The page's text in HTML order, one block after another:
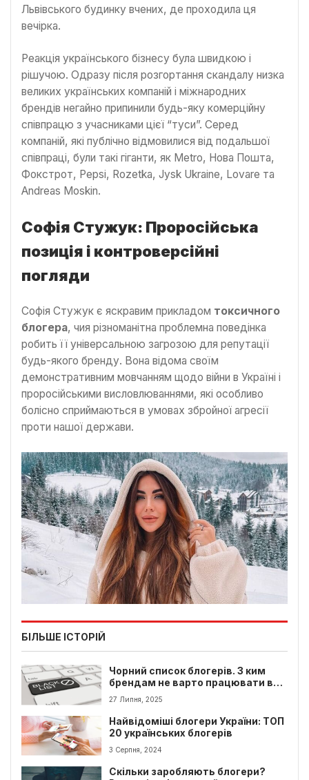
Львівського будинку вчених, де проходила ця
вечірка.
Реакція українського бізнесу була швидкою і
рішучою. Одразу після розгортання скандалу низка
великих українських компаній і міжнародних
брендів негайно припинили будь-яку комерційну
співпрацю з учасниками цієї “туси”. Серед
компаній, які публічно відмовилися від подальшої
співпраці, були такі гіганти, як Metro, Нова Пошта,
Фокстрот, Pepsi, Rozetka, Jysk Ukraine, Lovare та
Andreas Moskin.
Софія Стужук: Проросійська
позиція і контроверсійні
погляди
Софія Стужук є яскравим прикладом токсичного
блогера, чия різноманітна проблемна поведінка
робить її універсальною загрозою для репутації
будь-якого бренду. Вона відома своїм
демонстративним мовчанням щодо війни в Україні і
проросійськими висловлюваннями, які особливо
болісно сприймаються в умовах збройної агресії
проти нашої держави.
БІЛЬШЕ ІСТОРІЙ
Чорний список блогерів. З ким
брендам не варто працювати в
Україні?
27 Липня, 2025
Найвідоміші блогери України: ТОП
20 українських блогерів
3 Серпня, 2024
Скільки заробляють блогери?